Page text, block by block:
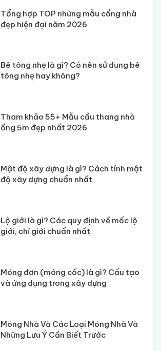
Tổng hợp TOP những mẫu cổng nhà
đẹp hiện đại năm 2026
Bê tông nhẹ là gì? Có nên sử dụng bê
tông nhẹ hay không?
Tham khảo 55+ Mẫu cầu thang nhà
ống 5m đẹp nhất 2026
Mật độ xây dựng là gì? Cách tính mật
độ xây dựng chuẩn nhất
Lộ giới là gì? Các quy định về mốc lộ
giới, chỉ giới chuẩn nhất
Móng đơn (móng cốc) là gì? Cấu tạo
và ứng dụng trong xây dựng
Móng Nhà Và Các Loại Móng Nhà Và
Những Lưu Ý Cần Biết Trước